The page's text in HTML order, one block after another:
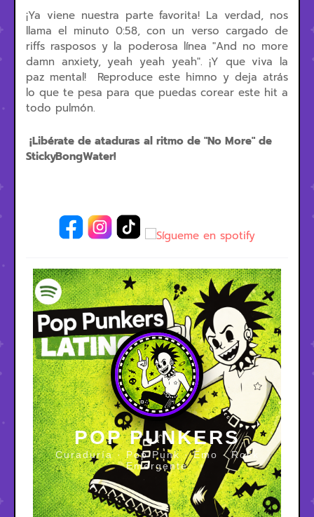
¡Ya viene nuestra parte favorita! La verdad, nos
llama el minuto 0:58, con un verso cargado de
riffs rasposos y la poderosa línea "And no more
damn anxiety, yeah yeah yeah". ¡Y que viva la
paz mental! Reproduce este himno y deja atrás
lo que te pesa para que puedas corear este hit a
todo pulmón.
¡Libérate de ataduras al ritmo de "No More" de
StickyBongWater!
POP PUNKERS
Curaduría · Pop Punk · Emo · Rock
Emergente